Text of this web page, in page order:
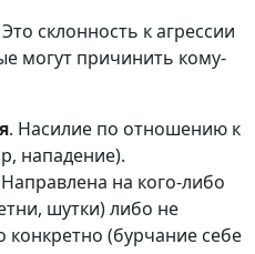
склонность к агрессии
могут причинить кому-
. Насилие по отношению к
нападение).
на кого-либо
шутки) либо не
конкретно (бурчание себе